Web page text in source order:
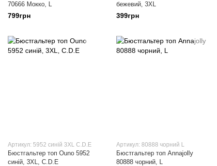
70666 Мокко, L
799грн
бежевий, 3XL
399грн
Артикул: 5952 синій 3XL С.D.E
Бюстгальтер топ Ouno 5952
синій, 3XL, С.D.E
Артикул: 80888 чорний L
Бюстгальтер топ Annajolly
80888 чорний, L